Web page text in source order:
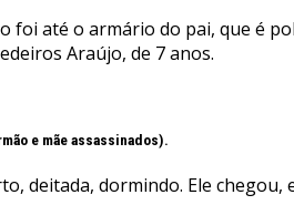
foi até o armário do pai, que é
Araújo, de 7 anos.
e mãe assassinados).
deitada, dormindo. Ele